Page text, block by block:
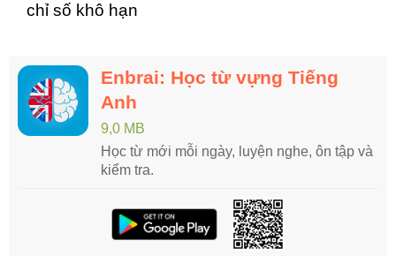
chỉ số khô hạn
Enbrai: Học từ vựng Tiếng
Anh
9,0 MB
Học từ mới mỗi ngày, luyện nghe, ôn tập và
kiểm tra.